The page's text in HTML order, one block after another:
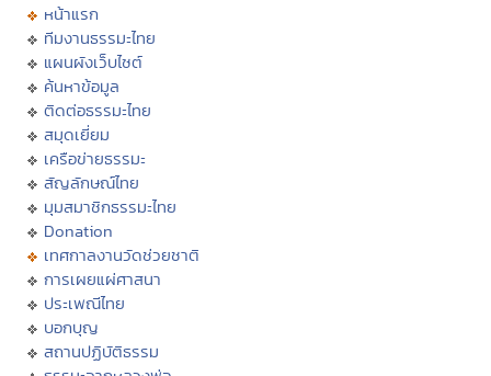
หน้าแรก
ทีมงานธรรมะไทย
แผนผังเว็บไซต์
ค้นหาข้อมูล
ติดต่อธรรมะไทย
สมุดเยี่ยม
เครือข่ายธรรมะ
สัญลักษณ์ไทย
มุมสมาชิกธรรมะไทย
Donation
เทศกาลงานวัดช่วยชาติ
การเผยแผ่ศาสนา
ประเพณีไทย
บอกบุญ
สถานปฏิบัติธรรม